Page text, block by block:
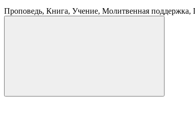
Проповедь, Книга, Учение, Молитвенная поддержка,